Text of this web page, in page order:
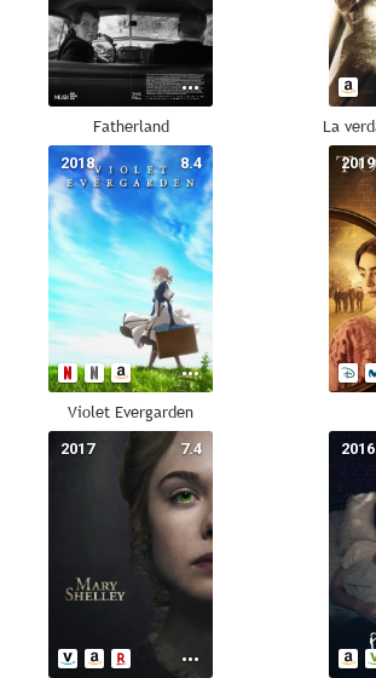
Fatherland
8.4
2018
Violet Evergarden
2019
7.4
2017 2016